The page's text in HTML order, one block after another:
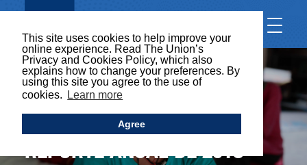
This site uses cookies to help improve your
online experience. Read The Union’s
Privacy and Cookies Policy, which also
explains how to change your preferences. By
using this site you agree to the use of
cookies.
Learn more
Agree
REPORTE ANUAL DE 2018